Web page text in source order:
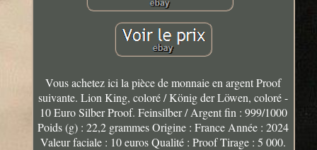
Vous achetez ici la pièce de monnaie en argent Proof
suivante. Lion King, coloré / König der Löwen, coloré -
10 Euro Silber Proof. Feinsilber / Argent fin : 999/1000
Poids (g) : 22,2 grammes Origine : France Année : 2024
Valeur faciale : 10 euros Qualité : Proof Tirage : 5 000.